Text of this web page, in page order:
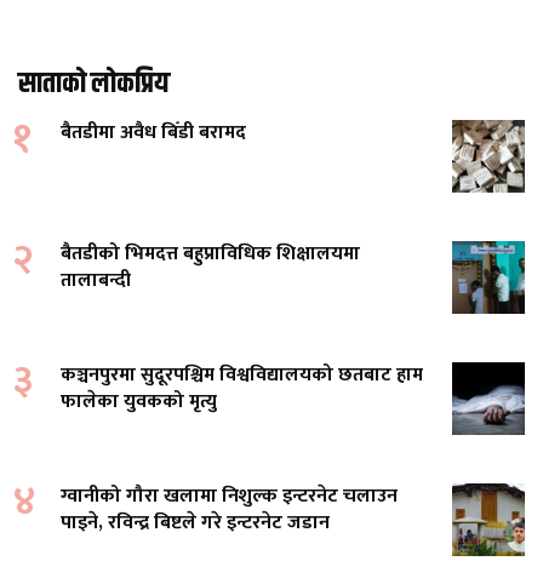
साताको लोकप्रिय
१ बैतडीमा अवैध बिँडी बरामद
२
बैतडीको भिमदत्त बहुप्राविधिक शिक्षालयमा
तालाबन्दी
३
कञ्चनपुरमा सुदूरपश्चिम विश्वविद्यालयको छतबाट हाम
फालेका युवकको मृत्यु
४
ग्वानीको गौरा खलामा निशुल्क इन्टरनेट चलाउन
पाइने, रविन्द्र बिष्टले गरे इन्टरनेट जडान